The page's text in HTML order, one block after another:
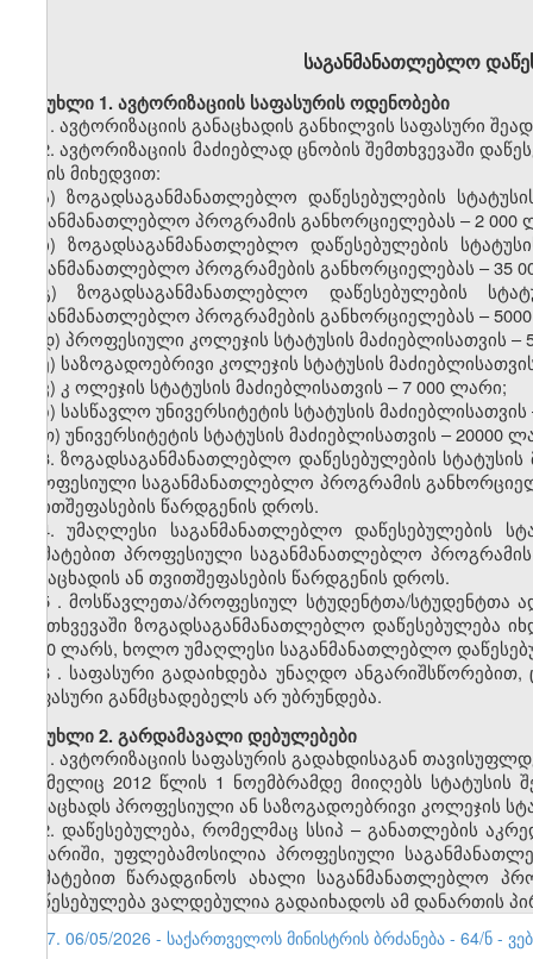
საგანმანათლებლო
მუხლი 1. ავტორიზაციის საფასურისოდენობები
1. ავტორიზაციის განაცხადის განხილვის საფასური
2.ავტორიზაციის მაძიებლად ცნობის შემთხვევაში
სახის მიხედვით:
ა) ზოგადსაგანმანათლებლო დაწესებულების
საგანმანათლებლო პროგრამის განხორციელებას –2000
ბ) ზოგადსაგანმანათლებლო დაწესებულების
საგანმანათლებლო პროგრამების განხორციელებას –35
გ)
ზოგადსაგანმანათლებლო დაწესებულების
საგანმანათლებლო პროგრამების განხორციელებას –
დ) პროფესიული კოლეჯის სტატუსის მაძიებლისათვის –
ე) საზოგადოებრივი კოლეჯის სტატუსის
ვ) კ ოლეჯის სტატუსის მაძიებლისათვის –7000 ლარი;
ზ) სასწავლო უნივერსიტეტის სტატუსის მაძიებლისათვის
თ) უნივერსიტეტის სტატუსის მაძიებლისათვის –20000
3. ზოგადსაგანმანათლებლო დაწესებულების
პროფესიული საგანმანათლებლო პროგრამის
თვითშეფასების წარდგენის დროს.
4. უმაღლესი საგანმანათლებლო დაწესებულების
დამატებით პროფესიული საგანმანათლებლო
განაცხადის ან თვითშეფასების წარდგენის დროს.
5.მოსწავლეთა/პროფესიულ სტუდენტთა/სტუდენტთა
შემთხვევაშიზოგადსაგანმანათლებლო დაწესებულება
3000ლარს, ხოლო უმაღლესი საგანმანათლებლო
6. საფასური გადაიხდება უნაღდო ანგარიშსწორებით,
საფასური განმცხადებელს არ უბრუნდება.
მუხლი2. გარდამავალი დებულებები
1. ავტორიზაციის საფასურის გადახდისაგან
რომელიც 2012 წლის 1 ნოემბრამდე მიიღებს
განაცხადს პროფესიული ან საზოგადოებრივი კოლეჯის
2. დაწესებულება, რომელმაც სსიპ –განათლების
ანგარიში, უფლებამოსილია პროფესიული
დამატებით წარადგინოს ახალი საგანმანათლებლო
დაწესებულება ვალდებულია გადაიხადოს ამ დანართის
57. 06/05/2026 - საქართველოს მინისტრის ბრძანება - 64/ნ -